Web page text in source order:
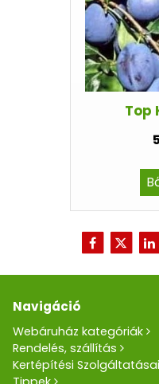
Top
Navigáció
Webáruház kategóriák
Rendelés, szállítás
Kertépítési